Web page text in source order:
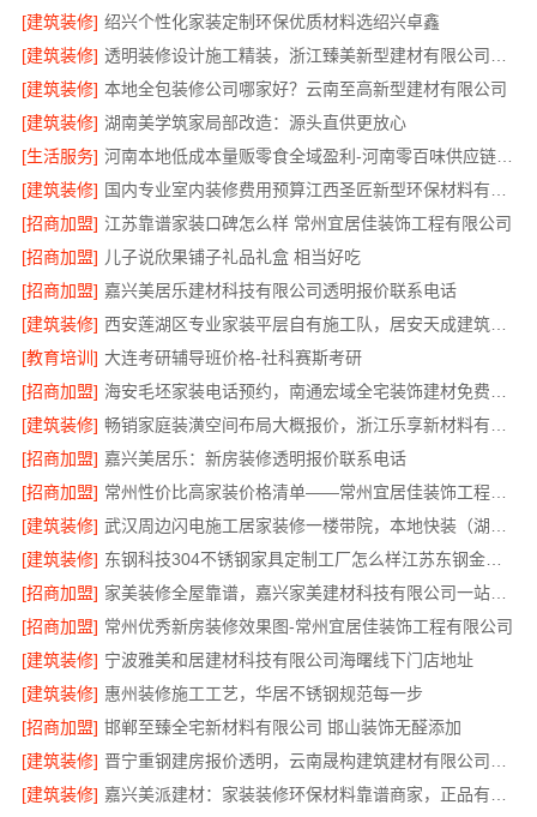
[建筑装修] 绍兴个性化家装定制环保优质材料选绍兴卓鑫
[建筑装修]
[建筑装修] 本地全包装修公司哪家好？云南至高新型建材有限公司
[建筑装修] 湖南美学筑家局部改造：源头直供更放心
[生活服务]
河南本地低成本量贩零食全域盈利-河南零百味供应链有限公司
[建筑装修]
[招商加盟] 江苏靠谱家装口碑怎么样 常州宜居佳装饰工程有限公司
[招商加盟] 儿子说欣果铺子礼品礼盒 相当好吃
[招商加盟] 嘉兴美居乐建材科技有限公司透明报价联系电话
[建筑装修]
西安莲湖区专业家装平层自有施工队，居安天成建筑工程有限责任公司
[教育培训] 大连考研辅导班价格-社科赛斯考研
[招商加盟]
[建筑装修]
[招商加盟] 嘉兴美居乐：新房装修透明报价联系电话
[招商加盟]
常州性价比高家装价格清单——常州宜居佳装饰工程有限公司分享
[建筑装修]
[建筑装修]
东钢科技304不锈钢家具定制工厂怎么样江苏东钢金属科技有限公司
[招商加盟]
家美装修全屋靠谱，嘉兴家美建材科技有限公司一站式省心
[招商加盟] 常州优秀新房装修效果图-常州宜居佳装饰工程有限公司
[建筑装修] 宁波雅美和居建材科技有限公司海曙线下门店地址
[建筑装修] 惠州装修施工工艺，华居不锈钢规范每一步
[招商加盟] 邯郸至臻全宅新材料有限公司 邯山装饰无醛添加
[建筑装修]
[建筑装修]